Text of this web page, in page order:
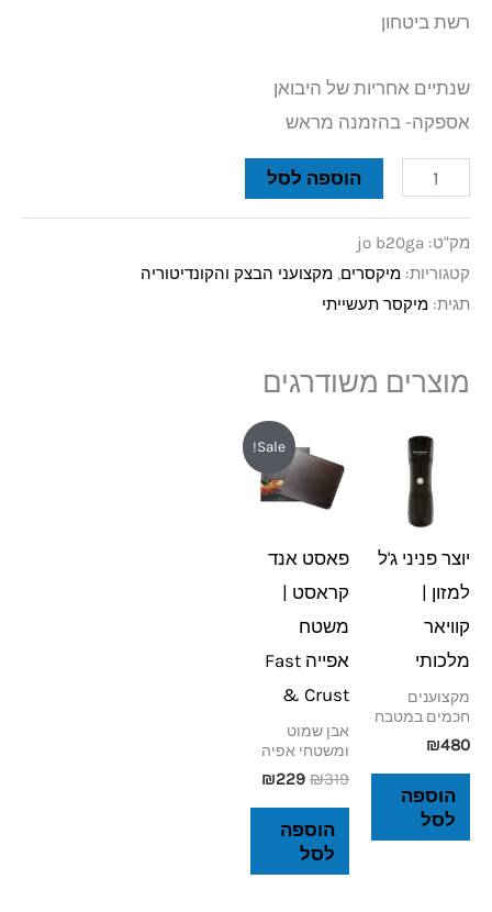
רשת ביטחון
שנתיים אחריות של היבואן
אספקה- בהזמנה מראש
הוספה לסל
מק"ט: jo b20ga
קטגוריות: מיקסרים, מקצועני הבצק והקונדיטוריה
תגית: מיקסר תעשייתי
מוצרים משודרגים
יוצר פניני ג'ל
למזון |
קוויאר
מלכותי
מקצוענים
חכמים במטבח
₪480
הוספה
לסל
Sale!
פאסט אנד
קראסט |
משטח
אפייה Fast
& Crust
אבן שמוט
ומשטחי אפיה
₪319
המחיר
המקורי
היה:
₪319.
₪229
המחיר
הנוכחי
הוא:
₪229.
הוספה
לסל